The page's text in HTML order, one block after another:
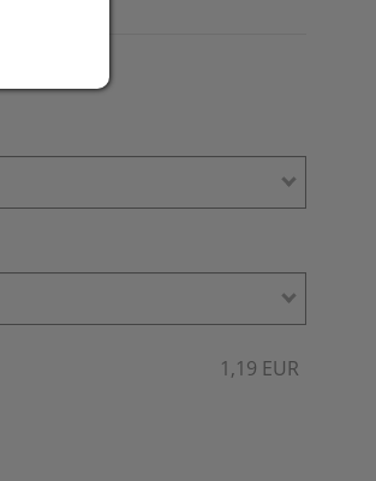
1,19 EUR